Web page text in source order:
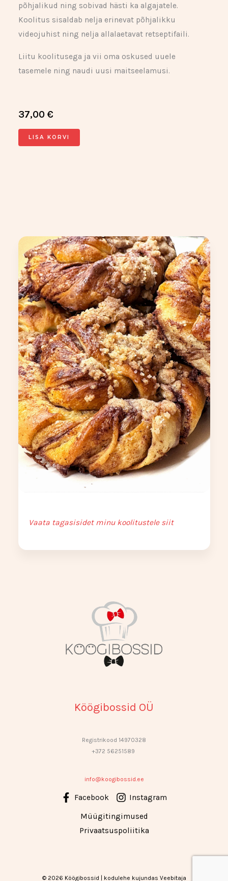
põhjalikud ning sobivad hästi ka algajatele.
Koolitus sisaldab nelja erinevat põhjalikku
videojuhist ning nelja allalaetavat retseptifaili.
Liitu koolitusega ja vii oma oskused uuele
tasemele ning naudi uusi maitseelamusi.
37,00 €
LISA KORVI
Vaata tagasisidet minu koolitustele siit
Köögibossid OÜ
Registrikood 14970328
+372 56251589
info@koogibossid.ee
Facebook Instagram
Müügitingimused
Privaatsuspoliitika
© 2026 Köögibossid | kodulehe kujundas Veebitaja